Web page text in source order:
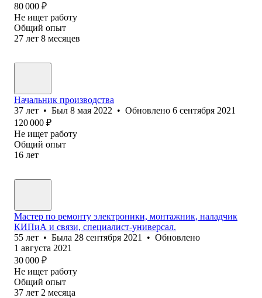
80 000 ₽
Не ищет работу
Общий опыт
27 лет 8 месяцев
Начальник производства
37 лет • Был 8 мая 2022 • Обновлено 6 сентября 2021
120 000 ₽
Не ищет работу
Общий опыт
16 лет
Мастер по ремонту электроники, монтажник, наладчик
КИПиА и связи, специалист-универсал.
55 лет • Была 28 сентября 2021 • Обновлено
1 августа 2021
30 000 ₽
Не ищет работу
Общий опыт
37 лет 2 месяца